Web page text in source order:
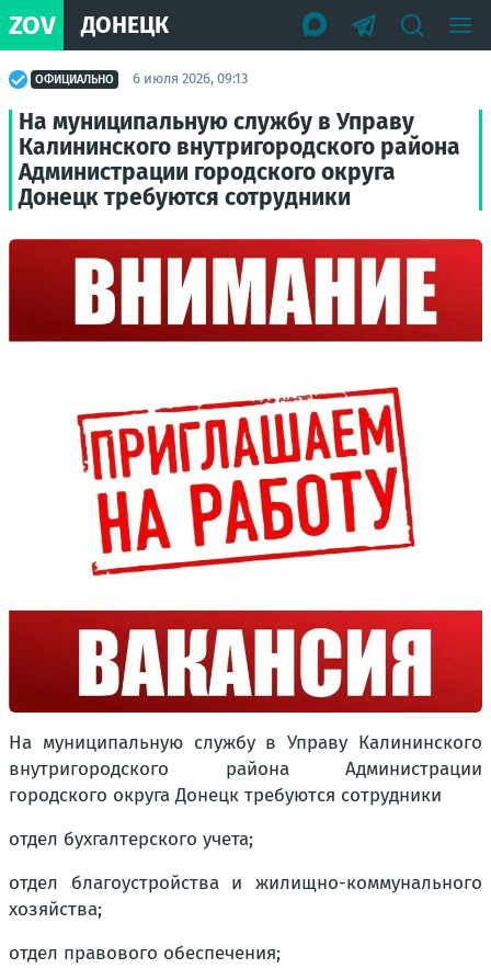
ZOV ДОНЕЦК
ОФИЦИАЛЬНО 6 июля 2026, 09:13
На муниципальную службу в Управу
Калининского внутригородского района
Администрации городского округа
Донецк требуются сотрудники
На муниципальную службу в Управу Калининского
внутригородского района Администрации
городского округа Донецк требуются сотрудники
отдел бухгалтерского учета;
отдел благоустройства и жилищно-коммунального
хозяйства;
отдел правового обеспечения;